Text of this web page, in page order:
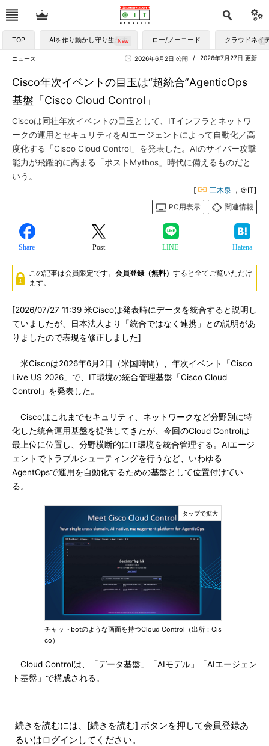
TOP AIを作り動かし守り生かす ロー/ノーコード クラウドネイ
ニュース 2026年7月27日 更新
2026年6月2日 公開
Cisco年次イベントの目玉は“超統合”AgenticOps
基盤「Cisco Cloud Control」
Ciscoは同社年次イベントの目玉として、ITインフラとネットワ
ークの運用とセキュリティをAIエージェントによって自動化／高
度化する「Cisco Cloud Control」を発表した。AIのサイバー攻撃
能力が飛躍的に高まる「ポストMythos」時代に備えるものだと
いう。
[ 三木泉 ，＠IT]
PC用表示
関連情報
Share Post LINE Hatena
この記事は会員限定です。 会員登録（無料） すると全てご覧いただけ
ます。
[2026/07/27 11:39 米Ciscoは発表時にデータを統合すると説明し
ていましたが、日本法人より「統合ではなく連携」との説明があ
りましたので表現を修正しました]
米Ciscoは2026年6月2日（米国時間）、年次イベント「Cisco
Live US 2026」で、IT環境の統合管理基盤「Cisco Cloud
Control」を発表した。
Ciscoはこれまでセキュリティ、ネットワークなど分野別に特
化した統合運用基盤を提供してきたが、今回のCloud Controlは
最上位に位置し、分野横断的にIT環境を統合管理する。AIエージ
ェントでトラブルシューティングを行うなど、いわゆる
AgentOpsで運用を自動化するための基盤として位置付けてい
る。
チャットbotのような画面を持つCloud Control（出所：Cis
co）
Cloud Controlは、「データ基盤」「AIモデル」「AIエージェン
ト基盤」で構成される。
続きを読むには、[続きを読む] ボタンを押して会員登録あ
るいはログインしてください。